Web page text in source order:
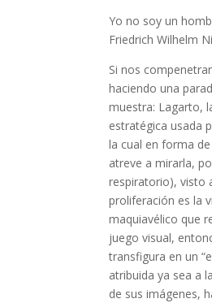
Yo no soy un
Friedrich Wilhelm
Si nos
haciendo una
muestra: Lagarto,
estratégica usada
la cual en forma
atreve a mirarla,
respiratorio), visto
proliferación es la
maquiavélico que
juego visual,
transfigura en un
atribuida ya sea a
de sus imágenes,